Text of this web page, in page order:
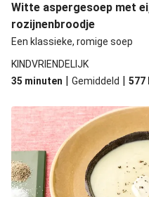
Witte aspergesoep met
rozijnenbroodje
Een klassieke, romige soep
KINDVRIENDELIJK
35 minuten | Gemiddeld | 577